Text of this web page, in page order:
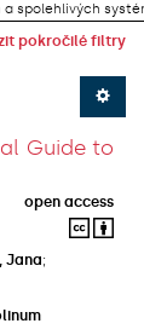
spolehlivých
pokročilé filtry
Guide to
open access
Jana;